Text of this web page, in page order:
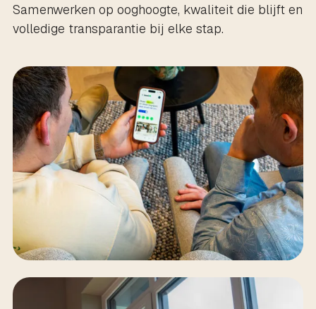
Samenwerken op ooghoogte, kwaliteit die blijft en
volledige transparantie bij elke stap.